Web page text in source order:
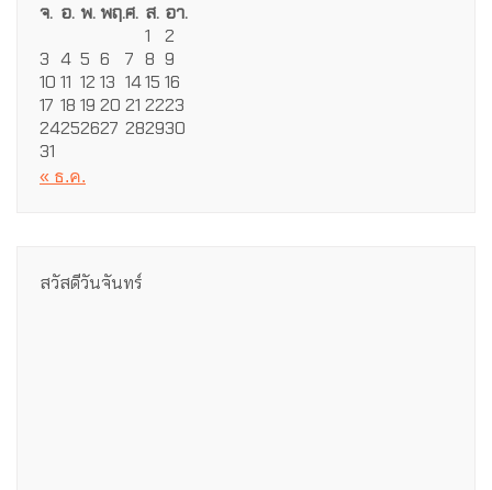
จ. อ. พ.พฤ.ศ. ส. อา.
1
2
3 4 5 6 7 8 9
10 11 12 13 1415 16
17 18 19 20 21 2223
24252627 282930
31
« ธ.ค.
สวัสดีวันจันทร์